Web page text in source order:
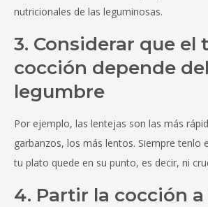
nutricionales de las leguminosas.
3. Considerar que el
cocción depende
legumbre
Por ejemplo, las lentejas son las más
garbanzos, los más lentos. Siempre tenlo
tu plato quede en su punto, es decir, ni
4. Partir la cocción